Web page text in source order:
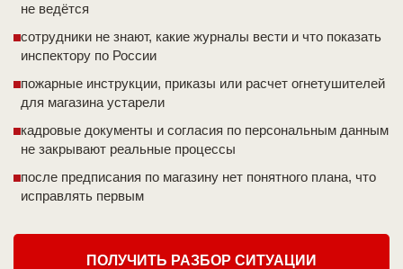
не ведётся
сотрудники не знают, какие журналы вести и что показать
инспектору по России
пожарные инструкции, приказы или расчет огнетушителей
для магазина устарели
кадровые документы и согласия по персональным данным
не закрывают реальные процессы
после предписания по магазину нет понятного плана, что
исправлять первым
ПОЛУЧИТЬ РАЗБОР СИТУАЦИИ